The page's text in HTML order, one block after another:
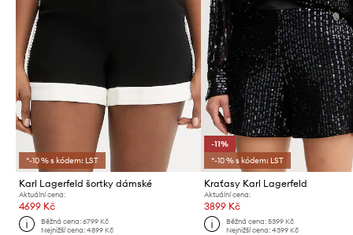
*-10 % s kódem: LST
Karl Lagerfeld šortky dámské
Aktuální cena:
4699 Kč
Běžná cena:6799 Kč
Nejnižší cena:4899 Kč
-11%
*-10 % s kódem: LST
Kraťasy Karl Lagerfeld
Aktuální cena:
3899 Kč
Běžná cena: 5399 Kč
Nejnižší cena: 4399 Kč